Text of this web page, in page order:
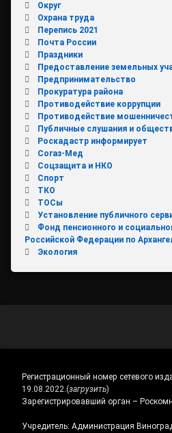
Округ
Охрана труда
Перепись 2021
Почта России
Праздники
Предоставление земельных
Предпринимательство
Прокуратура района
Противодействие коррупции
Противодействие
Публичные слушания и
Роскадастр информирует
Согаз-Мед
Соцзащита и НКО
Спорт
ТКО
ТОСы
Установление публичного
Фонд пенсионного и
Российской Федерации по
Экология
Регистрационный номер сетевого
19.08.2022.(загрузить)
Зарегистрировавший орган –
Учредитель: Администрация